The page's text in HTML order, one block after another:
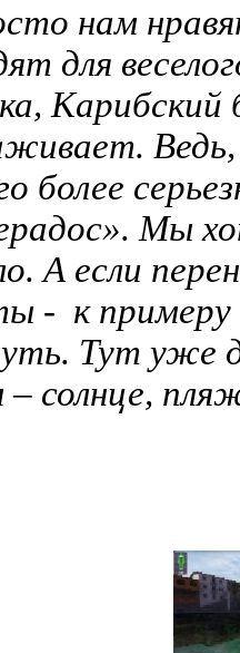
нам
для
более
Мы
А если
- к
Тут уже
солнце,